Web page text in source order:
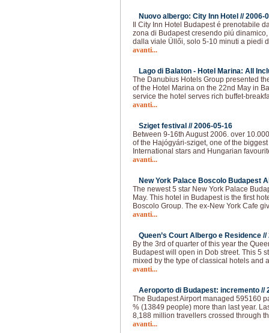
Nuovo albergo: City Inn Hotel //2006-
Il City Inn Hotel Budapest é prenotabile
zona di Budapest cresendo piú
dalla viale Üllői, solo 5-10 minuti a piedi
avanti...
Lago di Balaton - Hotel Marina: All
The Danubius Hotels Group presented
of the Hotel Marina on the 22nd May in
service the hotel serves rich buffet-
avanti...
Sziget festival //2006-05-16
Between 9-16th August 2006. over
of the Hajógyári-sziget, one of the
International stars and Hungarian
avanti...
New York Palace Boscolo Budapest
The newest 5 star New York Palace
May. This hotel in Budapest is the first
Boscolo Group. The ex-New York Cafe
avanti...
Queen’s Court Albergo e Residence //
By the 3rd of quarter of this year the
Budapest will open in Dob street. This 5
mixed by the type of classical hotels and
avanti...
Aeroporto di Budapest: incremento //
The Budapest Airport managed 595160
% (13849 people) more than last year.
8,188 million travellers crossed through
avanti...